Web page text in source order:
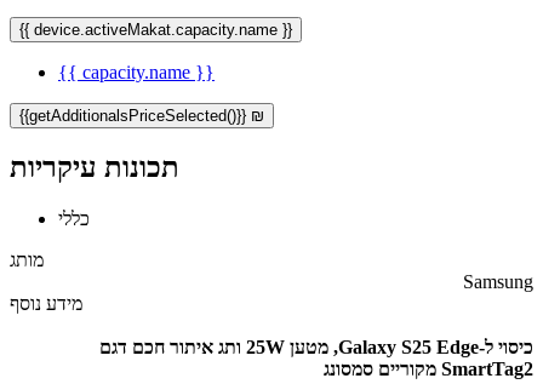
{{ device.activeMakat.capacity.name }}
{{ capacity.name }}
{{getAdditionalsPriceSelected()}} ₪
תכונות עיקריות
כללי
מותג
Samsung
מידע נוסף
כיסוי ל-Galaxy S25 Edge, מטען 25W ו​תג איתור חכם דגם
SmartTag2 מקוריים סמסונג